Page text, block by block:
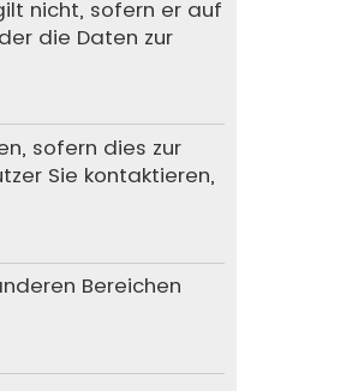
nicht, sofern er auf
die Daten zur
sofern dies zur
Sie kontaktieren,
Bereichen